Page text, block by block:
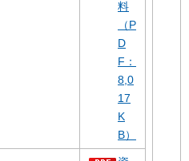
料
（P
D
F：
8,0
17
K
B）